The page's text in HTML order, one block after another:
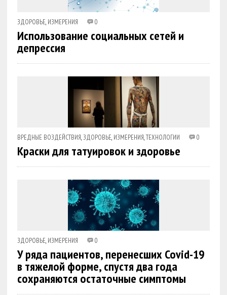
ЗДОРОВЬЕ, ИЗМЕРЕНИЯ 0
Использование социальных сетей и
депрессия
ВРЕДНЫЕ ВОЗДЕЙСТВИЯ,ЗДОРОВЬЕ, ИЗМЕРЕНИЯ,ТЕХНОЛОГИИ 0
Краски для татуировок и здоровье
ЗДОРОВЬЕ, ИЗМЕРЕНИЯ 0
У ряда пациентов, перенесших Covid-19
в тяжелой форме, спустя два года
сохраняются остаточные симптомы